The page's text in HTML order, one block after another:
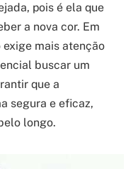
pois é ela que
a nova cor. Em
mais atenção
buscar um
que a
segura e eficaz,
longo.